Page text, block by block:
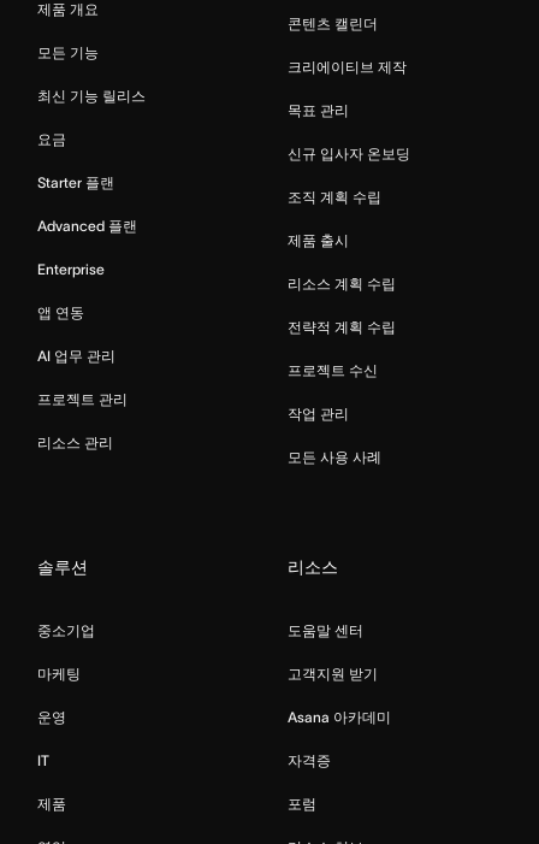
제품 개요
모든 기능
최신 기능 릴리스
요금
Starter 플랜
Advanced 플랜
Enterprise
앱 연동
AI 업무 관리
프로젝트 관리
리소스 관리
콘텐츠 캘린더
크리에이티브 제작
목표 관리
신규 입사자 온보딩
조직 계획 수립
제품 출시
리소스 계획 수립
전략적 계획 수립
프로젝트 수신
작업 관리
모든 사용 사례
솔루션
중소기업
마케팅
운영
IT
제품
리소스
도움말 센터
고객지원 받기
Asana 아카데미
자격증
포럼